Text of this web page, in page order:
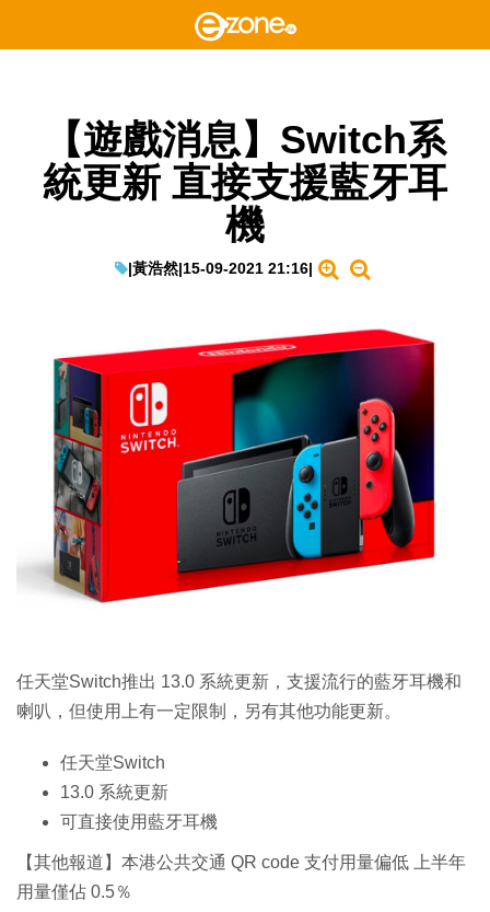
【遊戲消息】Switch系
統更新 直接支援藍牙耳
機
|黃浩然|15-09-2021 21:16|
任天堂Switch推出 13.0 系統更新，支援流行的藍牙耳機和
喇叭，但使用上有一定限制，另有其他功能更新。
任天堂Switch
13.0 系統更新
可直接使用藍牙耳機
【其他報道】本港公共交通 QR code 支付用量偏低 上半年
用量僅佔 0.5％